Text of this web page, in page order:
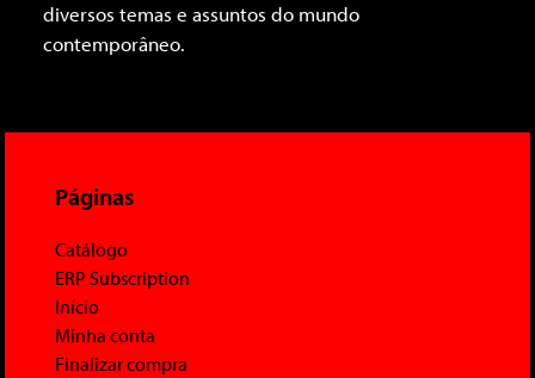
diversos temas e assuntos do mundo
contemporâneo.
Páginas
Catálogo
ERP Subscription
Início
Minha conta
Finalizar compra